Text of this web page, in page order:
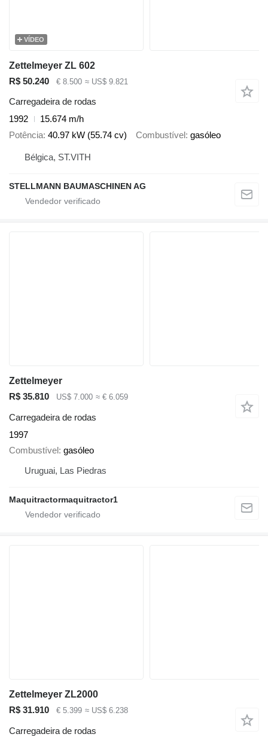
VÍDEO
Zettelmeyer ZL 602
R$ 50.240
€ 8.500 ≈ US$ 9.821
Carregadeira de rodas
1992
15.674 m/h
Potência 40.97 kW (55.74 cv) Combustível gasóleo
Bélgica, ST.VITH
STELLMANN BAUMASCHINEN AG
Zettelmeyer
R$ 35.810
US$ 7.000 ≈ € 6.059
Carregadeira de rodas
1997
Combustível gasóleo
Uruguai, Las Piedras
Maquitractormaquitractor1
Zettelmeyer ZL2000
R$ 31.910
€ 5.399 ≈ US$ 6.238
Carregadeira de rodas